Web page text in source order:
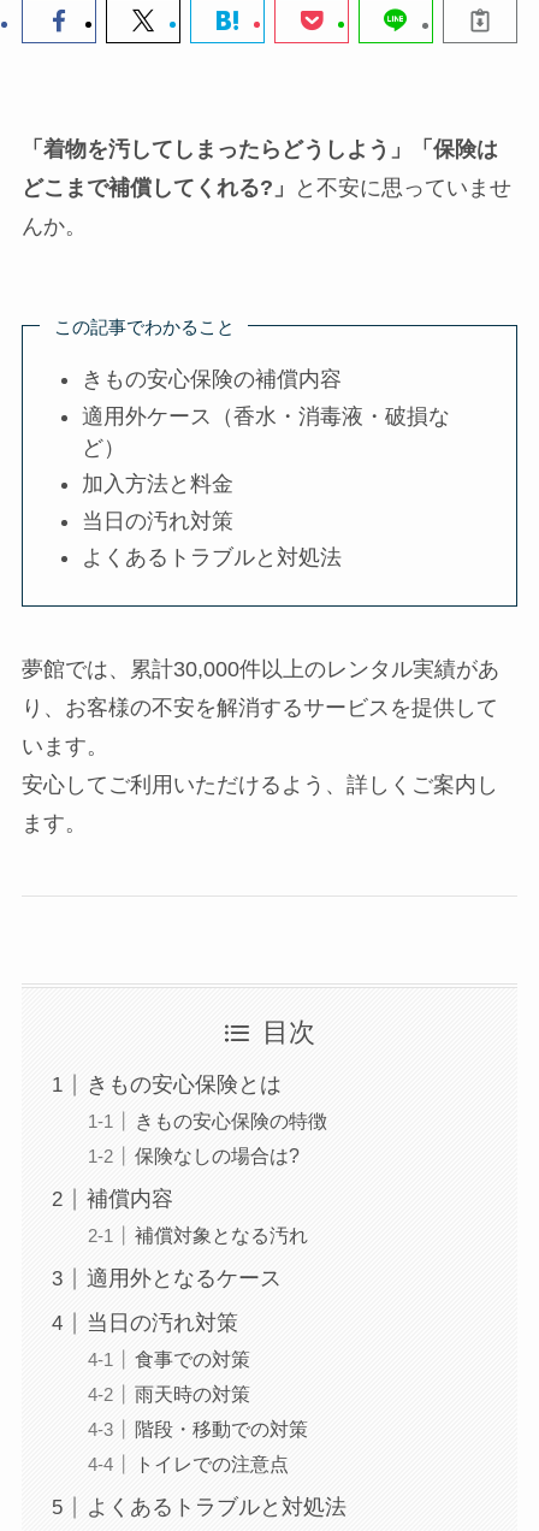
「着物を汚してしまったらどうしよう」「保険は
どこまで補償してくれる?」
と不安に思っていませ
んか。
この記事でわかること
きもの安心保険の補償内容
適用外ケース（香水・消毒液・破損な
ど）
加入方法と料金
当日の汚れ対策
よくあるトラブルと対処法
夢館では、累計30,000件以上のレンタル実績があ
り、お客様の不安を解消するサービスを提供して
います。
安心してご利用いただけるよう、詳しくご案内し
ます。
目次
きもの安心保険とは
きもの安心保険の特徴
保険なしの場合は?
補償内容
補償対象となる汚れ
適用外となるケース
当日の汚れ対策
食事での対策
雨天時の対策
階段・移動での対策
トイレでの注意点
よくあるトラブルと対処法